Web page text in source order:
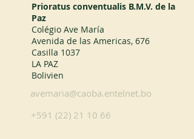
Prioratus conventualis B.M.V. de la
Paz
Colégio Ave María
Avenida de las Americas, 676
Casilla 1037
LA PAZ
Bolivien
avemaria@caoba.entelnet.bo
+591 (22) 21 10 66